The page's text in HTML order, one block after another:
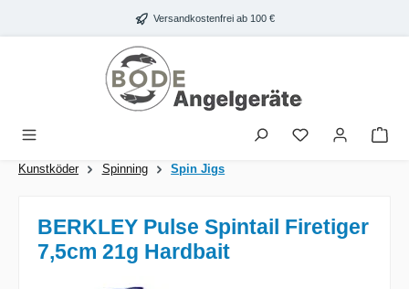
Zum Hauptinhalt springen Versandkostenfrei ab 100 €
Kunstköder Spinning Spin Jigs
BERKLEY Pulse Spintail Firetiger
7,5cm 21g Hardbait